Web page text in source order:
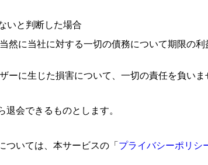
いと判断した場合
然に当社に対する一切の債務について期限の
に生じた損害について、一切の責任を負いま
会できるものとします。
ついては、本サービスの「 プライバシーポリシ